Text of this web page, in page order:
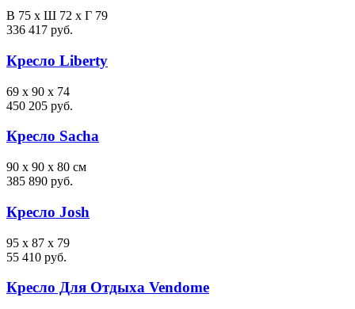
В 75 х Ш 72 х Г 79
336 417 руб.
Кресло Liberty
69 x 90 x 74
450 205 руб.
Кресло Sacha
90 x 90 x 80 см
385 890 руб.
Кресло Josh
95 x 87 x 79
55 410 руб.
Кресло Для Отдыха Vendome